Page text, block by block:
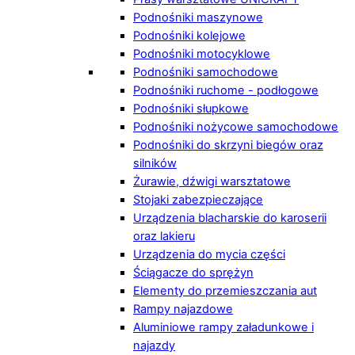
Podnośniki maszynowe
Podnośniki kolejowe
Podnośniki motocyklowe
Podnośniki samochodowe
Podnośniki ruchome - podłogowe
Podnośniki słupkowe
Podnośniki nożycowe samochodowe
Podnośniki do skrzyni biegów oraz
silników
Żurawie, dźwigi warsztatowe
Stojaki zabezpieczające
Urządzenia blacharskie do karoserii
oraz lakieru
Urządzenia do mycia części
Ściągacze do sprężyn
Elementy do przemieszczania aut
Rampy najazdowe
Aluminiowe rampy załadunkowe i
najazdy